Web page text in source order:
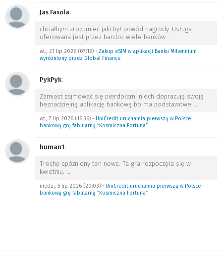
Jas Fasola:
chciałbym zrozumieć jaki był powód nagrody. Usługa
oferowana jest przez bardzo wiele banków. …
wt., 21 lip 2026 (07:12) • Zakup eSIM w aplikacji Banku Millennium
wyróżniony przez Global Finance
PykPyk:
Zamiast zajmować się pierdołami niech dopracują swoją
beznadziejną aplikację bankową bo ma podstawowe …
wt., 7 lip 2026 (16:36) • UniCredit uruchamia pierwszą w Polsce
bankową grę fabularną “Kosmiczna Fortuna”
human1:
Trochę spóźniony ten news. Ta gra rozpoczęła się w
kwietniu. …
niedz., 5 lip 2026 (20:03) • UniCredit uruchamia pierwszą w Polsce
bankową grę fabularną “Kosmiczna Fortuna”